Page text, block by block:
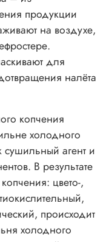
продукции
на воздухе,
для
налёта
копчения
холодного
сушильный агент и
В результате
цвето-,
происходит
холодного